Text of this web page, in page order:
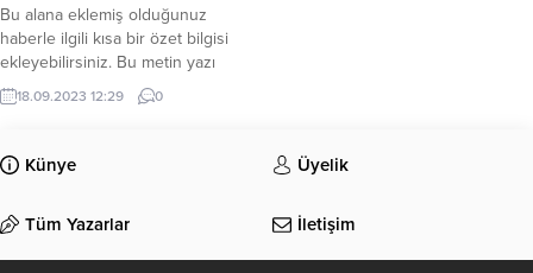
Bu alana eklemiş olduğunuz
haberle ilgili kısa bir özet bilgisi
ekleyebilirsiniz. Bu metin yazı
düzenleme sayfasında “Özet”
bölümünden eklenebilir. Özet
olarak bu şekilde gösterilir,
eklenmemişse bu alan boş kalır.
18.09.2023 12:29 0
Künye Üyelik
Tüm Yazarlar İletişim